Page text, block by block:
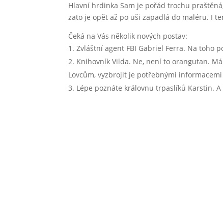
Hlavní hrdinka Sam je pořád trochu
zato je opět až po uši zapadlá do maléru. I
Čeká na Vás několik nových postav:
Zvláštní agent FBI Gabriel Ferra. Na toho
Knihovník Vilda. Ne, není to orangutan.
Lovcům, vyzbrojit je potřebnými
Lépe poznáte královnu trpaslíků Karstin. A